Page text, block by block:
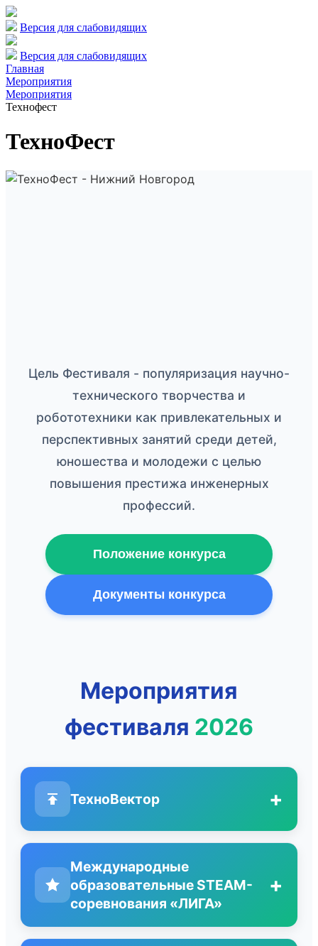
Версия для слабовидящих
Версия для слабовидящих
Главная
Мероприятия
Мероприятия
Технофест
ТехноФест
Цель Фестиваля - популяризация научно-
технического творчества и
робототехники как привлекательных и
перспективных занятий среди детей,
юношества и молодежи с целью
повышения престижа инженерных
профессий.
Положение конкурса
Документы конкурса
Мероприятия
фестиваля 2026
ТехноВектор +
Международные
образовательные STEAM-
соревнования «ЛИГА»
+